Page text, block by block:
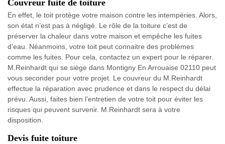
Couvreur fuite de toiture
En effet, le toit protège votre maison contre les intempéries. Alors,
son état n’est pas à négligé. Le rôle de la toiture c’est de
préserver la chaleur dans votre maison et empêche les fuites
d’eau. Néanmoins, votre toit peut connaitre des problèmes
comme les fuites. Pour cela, contactez un expert pour le réparer.
M.Reinhardt qui se siège dans Montigny En Arrouaise 02110 peut
vous seconder pour votre projet. Le couvreur du M.Reinhardt
effectue la réparation avec prudence et dans le respect du délai
prévu. Aussi, faites bien l’entretien de votre toit pour éviter les
risques qui peuvent survenir. M.Reinhardt sera à votre
disposition.
Devis fuite toiture